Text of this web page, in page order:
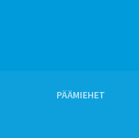
PÄÄMIEHET